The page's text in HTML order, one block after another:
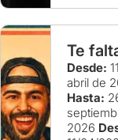
Te
Desde:
abril de
Hasta:
2026